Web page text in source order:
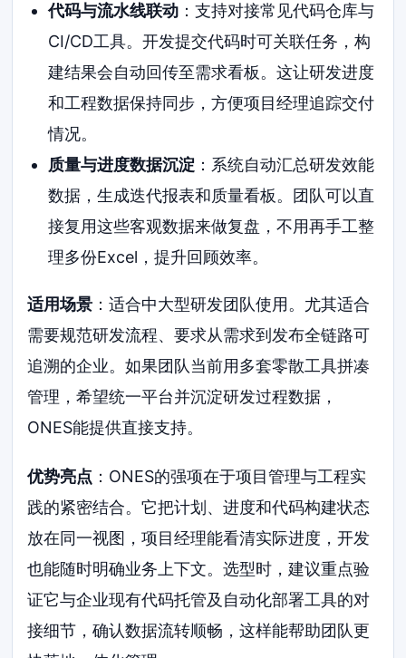
代码与流水线联动：支持对接常见代码仓库与
CI/CD工具。开发提交代码时可关联任务，构
建结果会自动回传至需求看板。这让研发进度
和工程数据保持同步，方便项目经理追踪交付
情况。
质量与进度数据沉淀：系统自动汇总研发效能
数据，生成迭代报表和质量看板。团队可以直
接复用这些客观数据来做复盘，不用再手工整
理多份Excel，提升回顾效率。
适用场景 ：适合中大型研发团队使用。尤其适合
需要规范研发流程、要求从需求到发布全链路可
追溯的企业。如果团队当前用多套零散工具拼凑
管理，希望统一平台并沉淀研发过程数据，
ONES能提供直接支持。
优势亮点 ：ONES的强项在于项目管理与工程实
践的紧密结合。它把计划、进度和代码构建状态
放在同一视图，项目经理能看清实际进度，开发
也能随时明确业务上下文。选型时，建议重点验
证它与企业现有代码托管及自动化部署工具的对
接细节，确认数据流转顺畅，这样能帮助团队更